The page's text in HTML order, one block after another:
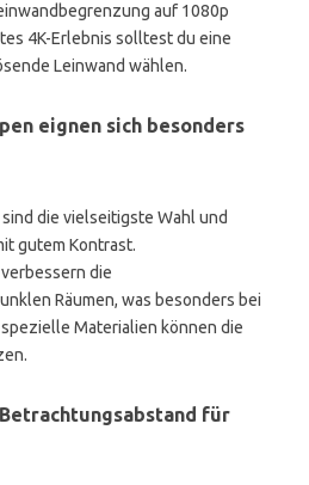
auf 1080p
4K-Erlebnis solltest du eine
Leinwand wählen.
eignen sich besonders
die vielseitigste Wahl und
gutem Kontrast.
die
Räumen, was besonders bei
Materialien können die
für